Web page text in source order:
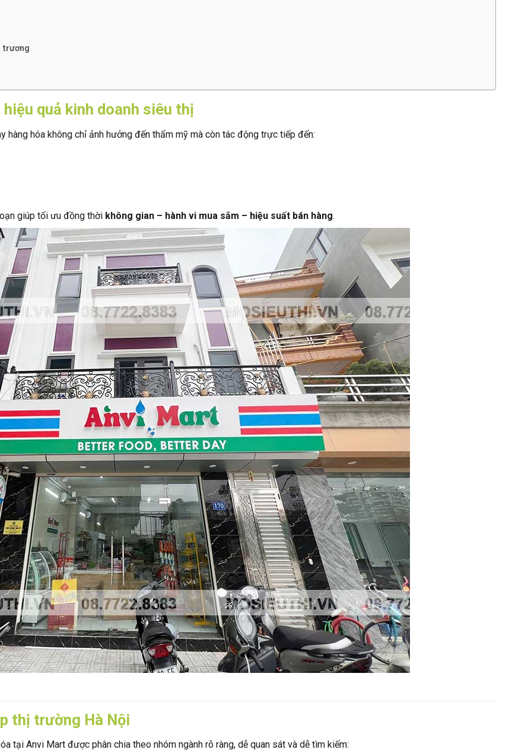
trương
quả kinh doanh siêu thị
hóa không chỉ ảnh hưởng đến thẩm mỹ mà còn tác động trực tiếp đến:
giúp tối ưu đồng thời không gian – hành vi mua sắm – hiệu suất bán hàng.
thị trường Hà Nội
tại Anvi Mart được phân chia theo nhóm ngành rõ ràng, dễ quan sát và dễ tìm kiếm: